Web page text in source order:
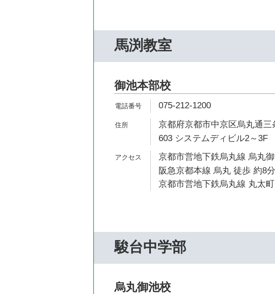
馬渕教室
御池本部校
075-212-1200
京都府京都市中京区烏丸通三
603 システムディビル2～3F
京都市営地下鉄烏丸線 烏丸
阪急京都本線 烏丸 徒歩 約8分
京都市営地下鉄烏丸線 丸太
駿台中学部
烏丸御池校